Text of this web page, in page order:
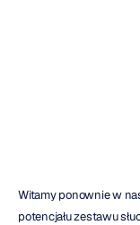
Witamy ponownie w
potencjału zestawu